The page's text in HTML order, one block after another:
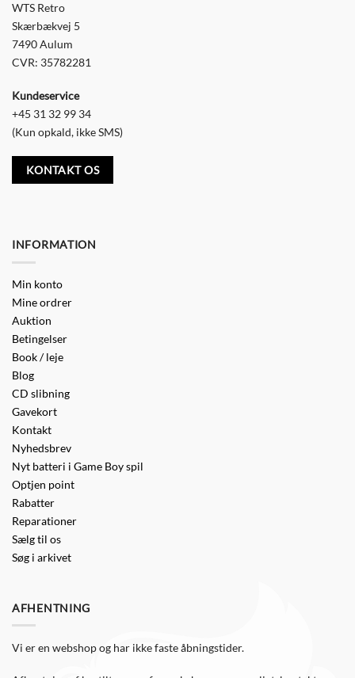
WTS Retro
Skærbækvej 5
7490 Aulum
CVR: 35782281
Kundeservice
+45 31 32 99 34
(Kun opkald, ikke SMS)
KONTAKT OS
INFORMATION
Min konto
Mine ordrer
Auktion
Betingelser
Book / leje
Blog
CD slibning
Gavekort
Kontakt
Nyhedsbrev
Nyt batteri i Game Boy spil
Optjen point
Rabatter
Reparationer
Sælg til os
Søg i arkivet
AFHENTNING
Vi er en webshop og har ikke faste åbningstider.